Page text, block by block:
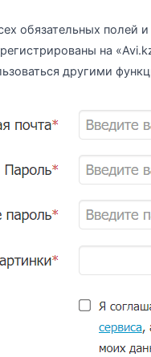
обязательных полей
на
другими